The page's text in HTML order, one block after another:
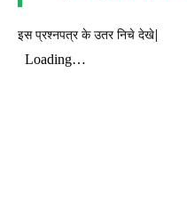
इस प्रश्नपत्र के उतर निचे देखे|